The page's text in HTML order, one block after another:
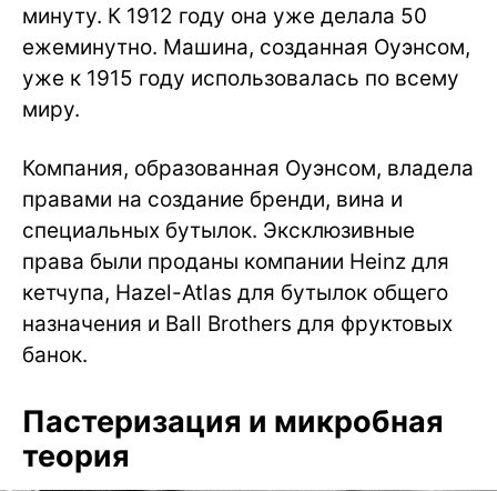
минуту. К 1912 году она уже делала 50
ежеминутно. Машина, созданная Оуэнсом,
уже к 1915 году использовалась по всему
миру.
Компания, образованная Оуэнсом, владела
правами на создание бренди, вина и
специальных бутылок. Эксклюзивные
права были проданы компании Heinz для
кетчупа, Hazel-Atlas для бутылок общего
назначения и Ball Brothers для фруктовых
банок.
Пастеризация и микробная
теория